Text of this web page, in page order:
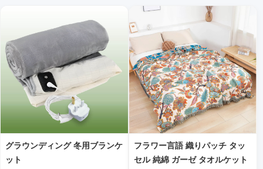
快眠を手に入れる寝具の選び方とコツです。
グラウンディング 冬用ブランケ
ット
フラワー言語 織りパッチ タッ
セル 純綿 ガーゼ タオルケット